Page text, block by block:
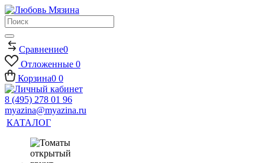
Сравнение0
Отложенные 0
Корзина0 0
8 (495) 278 01 96
myazina@myazina.ru
КАТАЛОГ